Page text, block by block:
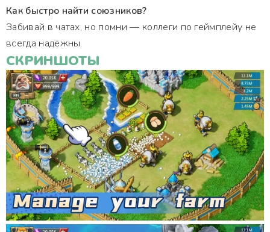
Как быстро найти союзников?
Забивай в чатах, но помни — коллеги по геймплейу не
всегда надёжны.
СКРИНШОТЫ